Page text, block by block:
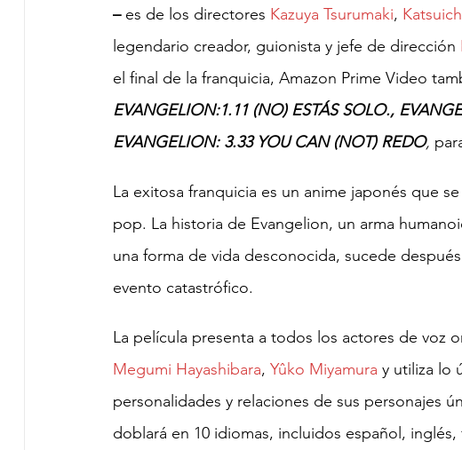
– es de los directores Kazuya Tsurumaki,
legendario creador, guionista y jefe de dirección
el final de la franquicia, Amazon Prime Video
EVANGELION:1.11 (NO) ESTÁS SOLO.,
EVANGELION: 3.33 YOU CAN (NOT) REDO,
La exitosa franquicia es un anime japonés que
pop. La historia de Evangelion, un arma
una forma de vida desconocida, sucede
evento catastrófico.
La película presenta a todos los actores de voz
Megumi Hayashibara, Yûko Miyamura y utiliza lo
personalidades y relaciones de sus personajes
doblará en 10 idiomas, incluidos español,